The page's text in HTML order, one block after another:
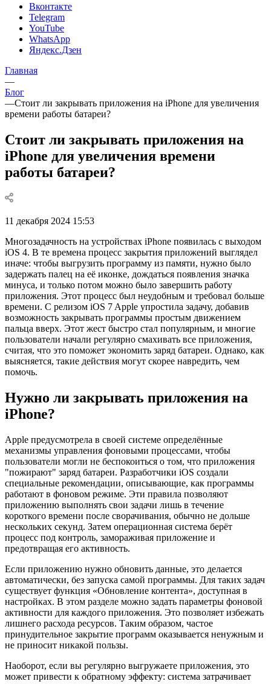
Вконтакте
Telegram
YouTube
WhatsApp
Яндекс.Дзен
Главная
—
Блог
—Стоит ли закрывать приложения на iPhone для увеличения
времени работы батареи?
Стоит ли закрывать приложения на
iPhone для увеличения времени
работы батареи?
11 декабря 2024 15:53
Многозадачность на устройствах iPhone появилась с выходом
iOS 4. В те времена процесс закрытия приложений выглядел
иначе: чтобы выгрузить программу из памяти, нужно было
задержать палец на её иконке, дождаться появления значка
минуса, и только потом можно было завершить работу
приложения. Этот процесс был неудобным и требовал больше
времени. С релизом iOS 7 Apple упростила задачу, добавив
возможность закрывать программы простым движением
пальца вверх. Этот жест быстро стал популярным, и многие
пользователи начали регулярно смахивать все приложения,
считая, что это поможет экономить заряд батареи. Однако, как
выясняется, такие действия могут скорее навредить, чем
помочь.
Нужно ли закрывать приложения на
iPhone?
Apple предусмотрела в своей системе определённые
механизмы управления фоновыми процессами, чтобы
пользователи могли не беспокоиться о том, что приложения
"пожирают" заряд батареи. Разработчики iOS создали
специальные рекомендации, описывающие, как программы
работают в фоновом режиме. Эти правила позволяют
приложению выполнять свои задачи лишь в течение
короткого времени после сворачивания, обычно не дольше
нескольких секунд. Затем операционная система берёт
процесс под контроль, замораживая приложение и
предотвращая его активность.
Если приложению нужно обновить данные, это делается
автоматически, без запуска самой программы. Для таких задач
существует функция «Обновление контента», доступная в
настройках. В этом разделе можно задать параметры фоновой
активности для каждого приложения. Это позволяет избежать
лишнего расхода ресурсов. Таким образом, частое
принудительное закрытие программ оказывается ненужным и
не приносит никакой пользы.
Наоборот, если вы регулярно выгружаете приложения, это
может привести к обратному эффекту: система затрачивает